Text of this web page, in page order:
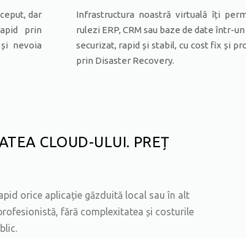
dar
prin
nevoia
Infrastructura noastră virtuală îți
rulezi ERP, CRM sau baze de date într-
securizat, rapid și stabil, cu cost fix și
prin Disaster Recovery.
CLOUD-ULUI. PREȚ
orice aplicație găzduită local sau în alt
fără complexitatea și costurile